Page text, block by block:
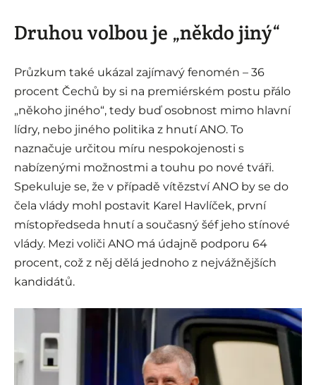
Druhou volbou je „někdo jiný“
Průzkum také ukázal zajímavý fenomén – 36
procent Čechů by si na premiérském postu přálo
„někoho jiného“, tedy buď osobnost mimo hlavní
lídry, nebo jiného politika z hnutí ANO. To
naznačuje určitou míru nespokojenosti s
nabízenými možnostmi a touhu po nové tváři.
Spekuluje se, že v případě vítězství ANO by se do
čela vlády mohl postavit Karel Havlíček, první
místopředseda hnutí a současný šéf jeho stínové
vlády. Mezi voliči ANO má údajně podporu 64
procent, což z něj dělá jednoho z nejvážnějších
kandidátů.